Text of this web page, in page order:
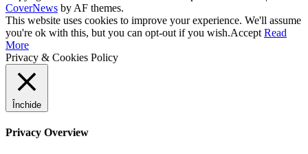
CoverNews by AF themes.
This website uses cookies to improve your experience. We'll assume
you're ok with this, but you can opt-out if you wish.Accept Read
More
Privacy & Cookies Policy
Închide
Privacy Overview